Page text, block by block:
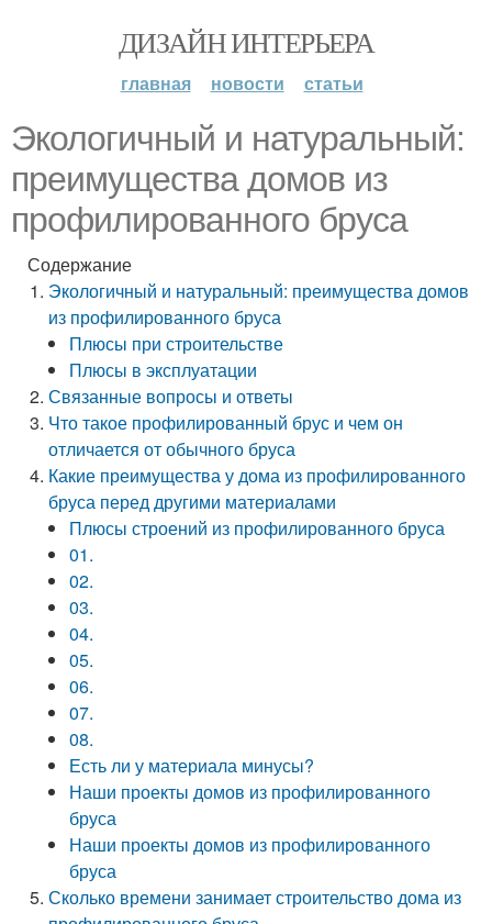
ДИЗАЙН ИНТЕРЬЕРА
главная новости статьи
Экологичный и натуральный:
преимущества домов из
профилированного бруса
Содержание
Экологичный и натуральный: преимущества домов
из профилированного бруса
Плюсы при строительстве
Плюсы в эксплуатации
Связанные вопросы и ответы
Что такое профилированный брус и чем он
отличается от обычного бруса
Какие преимущества у дома из профилированного
бруса перед другими материалами
Плюсы строений из профилированного бруса
01.
02.
03.
04.
05.
06.
07.
08.
Есть ли у материала минусы?
Наши проекты домов из профилированного
бруса
Наши проекты домов из профилированного
бруса
Сколько времени занимает строительство дома из